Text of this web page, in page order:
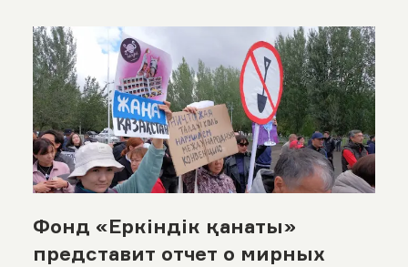
Фонд «Еркіндік қанаты»
представит отчет о мирных